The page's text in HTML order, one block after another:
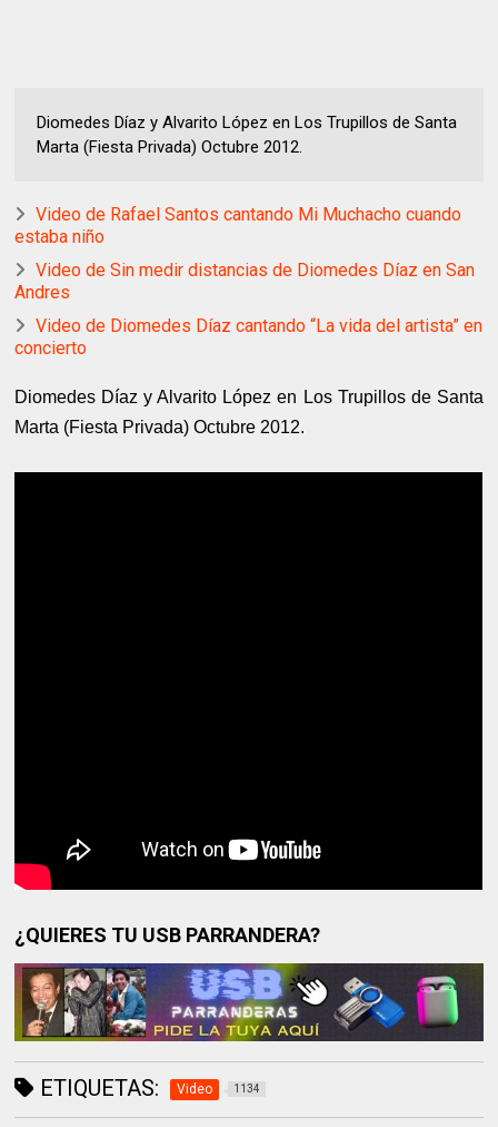
Diomedes Díaz y Alvarito López en Los Trupillos de Santa
Marta (Fiesta Privada) Octubre 2012.
Video de Rafael Santos cantando Mi Muchacho cuando
estaba niño
Video de Sin medir distancias de Diomedes Díaz en San
Andres
Video de Diomedes Díaz cantando “La vida del artista” en
concierto
Diomedes Díaz y Alvarito López en Los Trupillos de Santa
Marta (Fiesta Privada) Octubre 2012.
¿QUIERES TU USB PARRANDERA?
ETIQUETAS: Video 1134